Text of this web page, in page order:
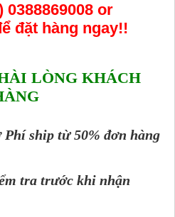
0388869008 or
đặt hàng ngay!!
LÒNG KHÁCH
ship từ 50% đơn hàng
tra trước khi nhận